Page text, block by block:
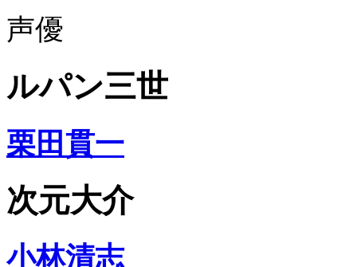
声優
ルパン三世
栗田貫一
次元大介
小林清志